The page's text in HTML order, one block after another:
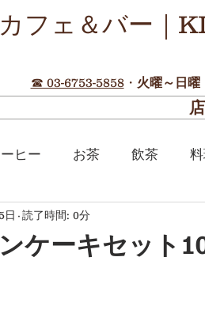
フェ＆バー｜
☎ 03-6753-5858・ 火曜～日曜
ヒー お茶 飲茶
ケーキセット
日 読了時間: 0分